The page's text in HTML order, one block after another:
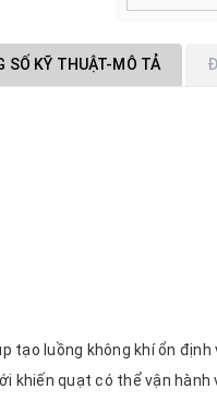
SỐ KỸ THUẬT-MÔ TẢ
tạo luồng không khí ổn định
khiến quạt có thể vận hành